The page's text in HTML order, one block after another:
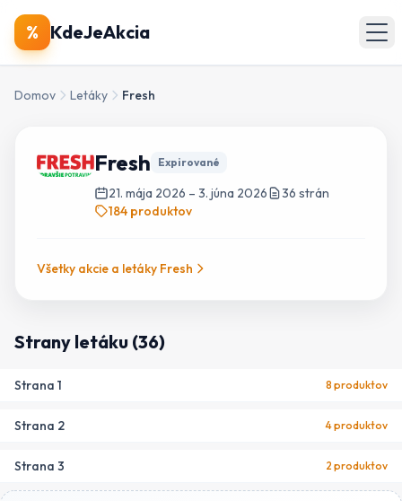
% KdeJeAkcia
🔍Produkty
Domov Letáky Fresh
Fresh Expirované
21. mája 2026 – 3. júna 2026 36 strán
184 produktov
Všetky akcie a letáky Fresh
Strany letáku (36)
Strana 1 8 produktov
Strana 2 4produktov
Strana 3 2 produktov